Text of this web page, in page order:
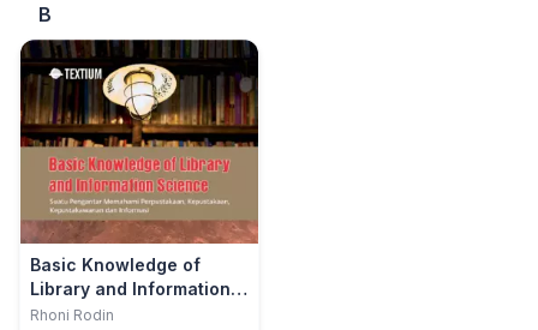
B
Basic Knowledge of
Library and Information
Science: Suatu
Rhoni Rodin